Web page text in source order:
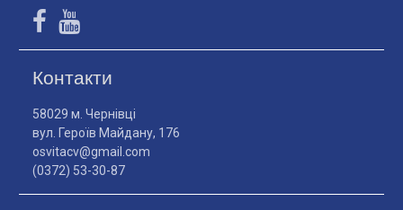
Контакти
58029 м. Чернівці
вул. Героїв Майдану, 176
osvitacv@gmail.com
(0372) 53-30-87